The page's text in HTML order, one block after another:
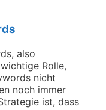
also
Rolle,
nicht
noch immer
ist, dass